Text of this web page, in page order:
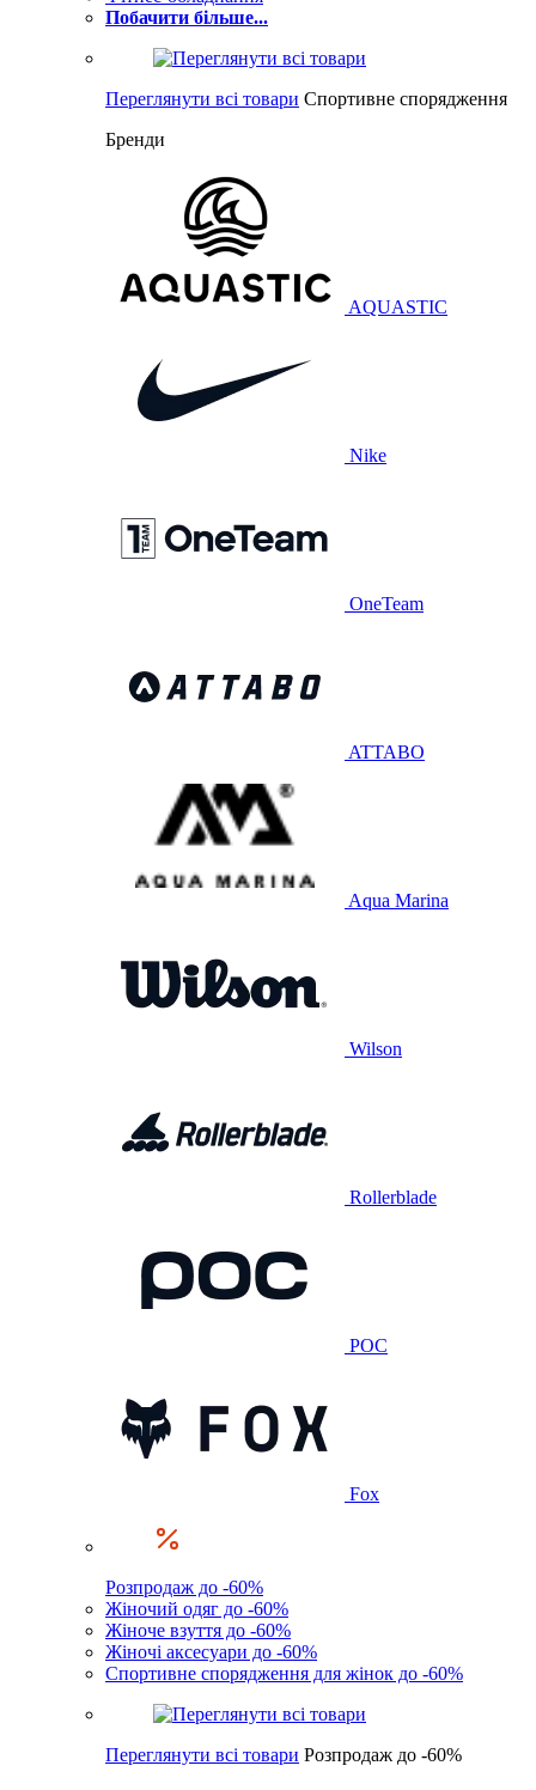
Побачити більше...
Переглянути всі товари Спортивне спорядження
Бренди
AQUASTIC
Nike
OneTeam
ATTABO
Aqua Marina
Wilson
Rollerblade
POC
Fox
Розпродаж до -60%
Жіночий одяг до -60%
Жіноче взуття до -60%
Жіночі аксесуари до -60%
Спортивне спорядження для жінок до -60%
Переглянути всі товари Розпродаж до -60%